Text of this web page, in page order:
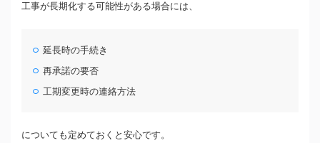
工事が長期化する可能性がある場合には、
延長時の手続き
再承諾の要否
工期変更時の連絡方法
についても定めておくと安心です。